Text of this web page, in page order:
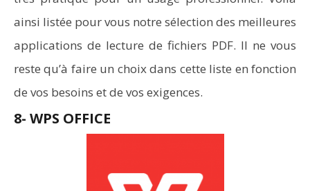
ainsi listée pour vous notre sélection des meilleures
applications de lecture de fichiers PDF. Il ne vous
reste qu’à faire un choix dans cette liste en fonction
de vos besoins et de vos exigences.
8- WPS OFFICE